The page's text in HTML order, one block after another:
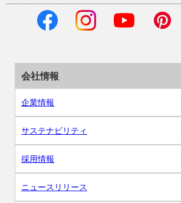
会社情報
企業情報
サステナビリティ
採用情報
ニュースリリース